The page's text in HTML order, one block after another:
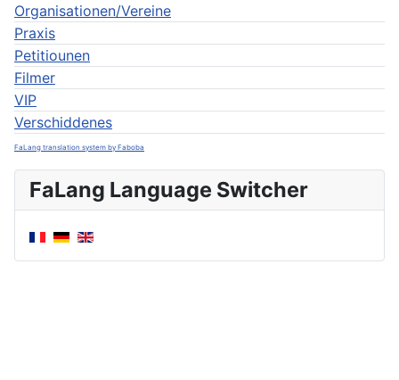
Organisationen/Vereine
Praxis
Petitiounen
Filmer
VIP
Verschiddenes
FaLang translation system by Faboba
FaLang Language Switcher